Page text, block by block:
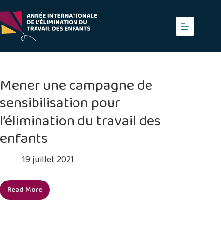
to
content
Mener une campagne de
sensibilisation pour
l’élimination du travail des
enfants
19 juillet 2021
Read More
Mener